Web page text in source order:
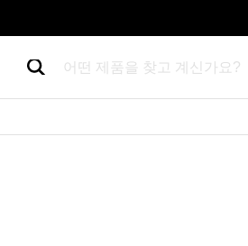
어떤 제품을 찾고 계신가요?